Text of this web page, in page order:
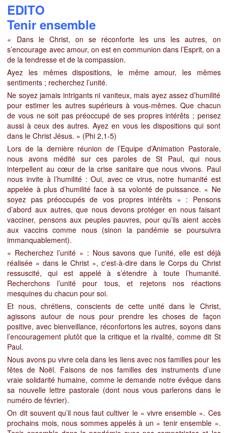
EDITO
Tenir ensemble
« Dans le Christ, on se réconforte les uns les autres, on
s’encourage avec amour, on est en communion dans l’Esprit, on a
de la tendresse et de la compassion.
Ayez les mêmes dispositions, le même amour, les mêmes
sentiments ; recherchez l’unité.
Ne soyez jamais intrigants ni vaniteux, mais ayez assez d’humilité
pour estimer les autres supérieurs à vous-mêmes. Que chacun
de vous ne soit pas préoccupé de ses propres intérêts ; pensez
aussi à ceux des autres. Ayez en vous les dispositions qui sont
dans le Christ Jésus. » (Phi 2,1-5)
Lors de la dernière réunion de l’Equipe d’Animation Pastorale,
nous avons médité sur ces paroles de St Paul, qui nous
interpellent au cœur de la crise sanitaire que nous vivons. Paul
nous invite à l’humilité :Oui, avec ce virus, notre humanité est
appelée à plus d’humilité face à sa volonté de puissance. « Ne
soyez pas préoccupés de vos propres intérêts » : Pensons
d’abord aux autres, que nous devons protéger en nous faisant
vacciner, pensons aux peuples pauvres, pour qu’ils aient accès
aux vaccins comme nous (sinon la pandémie se poursuivra
immanquablement).
« Recherchez l’unité » : Nous savons que l’unité, elle est déjà
réalisée « dans le Christ », c'est-à-dire dans le Corps du Christ
ressuscité, qui est appelé à s’étendre à toute l’humanité.
Recherchons l’unité pour tous, et rejetons nos réactions
mesquines du chacun pour soi.
Et nous, chrétiens, conscients de cette unité dans le Christ,
agissons autour de nous pour prendre les choses de façon
positive, avec bienveillance, réconfortons les autres, soyons dans
l’encouragement plutôt que la critique et la rivalité, comme dit St
Paul.
Nous avons pu vivre cela dans les liens avec nos familles pour les
fêtes de Noël. Faisons de nos familles des instruments d’une
vraie solidarité humaine, comme le demande notre évêque dans
sa nouvelle lettre pastorale (dont nous vous parlerons dans le
numéro de février).
On dit souvent qu’il nous faut cultiver le « vivre ensemble ». Ces
prochains mois, nous sommes appelés à un « tenir ensemble ».